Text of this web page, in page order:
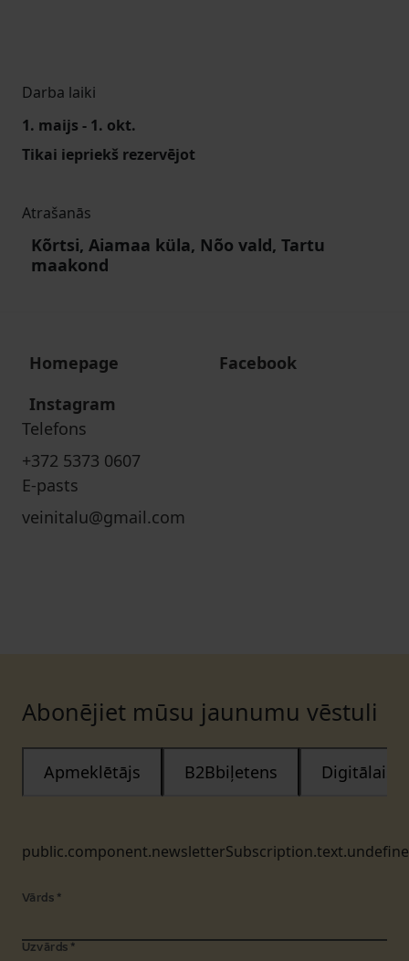
Darba laiki
1. maijs - 1. okt.
Tikai iepriekš rezervējot
Atrašanās
Kõrtsi, Aiamaa küla, Nõo vald, Tartu
maakond
Homepage
Facebook
Instagram
Telefons
+372 5373 0607
E-pasts
veinitalu@gmail.com
Abonējiet mūsu jaunumu vēstuli
Apmeklētājs B2Bbiļetens Digitālais
Vārds *
Uzvārds *